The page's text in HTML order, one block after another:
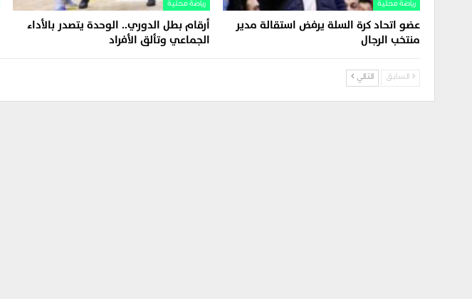
رياضة محلية
عضو اتحاد كرة السلة يرفض استقالة مدير
منتخب الرجال
رياضة محلية
أرقام بطل الدوري.. الوحدة يتصدر بالأداء
الجماعي وتألق الأفراد
السابق التالي